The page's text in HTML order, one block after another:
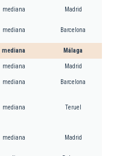
mediana Madrid
mediana Barcelona
mediana Málaga
mediana Madrid
mediana Barcelona
mediana Teruel
mediana Madrid